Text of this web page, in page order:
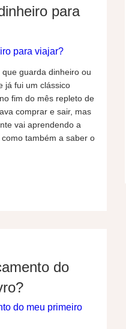
para
guarda dinheiro ou
já fui um clássico
fim do mês repleto de
comprar e sair, mas
vai aprendendo a
também a saber o
do